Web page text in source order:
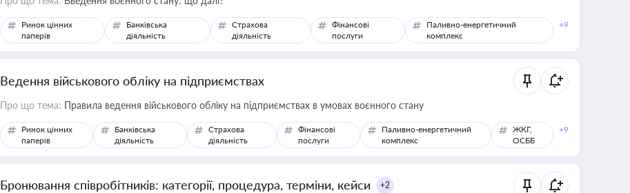
Ринок цінних
паперів
Банківська
діяльність
Страхова
діяльність
Фінансові
послуги
Паливно-енергетичний
комплекс
+9
Ведення військового обліку на підприємствах
Про що тема: Правила ведення військового обліку на підприємствах в умовах воєнного стану
Ринок цінних
паперів
Банківська
діяльність
Страхова
діяльність
Фінансові
послуги
Паливно-енергетичний
комплекс
ЖКГ,
ОСББ
+9
Бронювання співробітників: категорії, процедура, терміни, кейси +2